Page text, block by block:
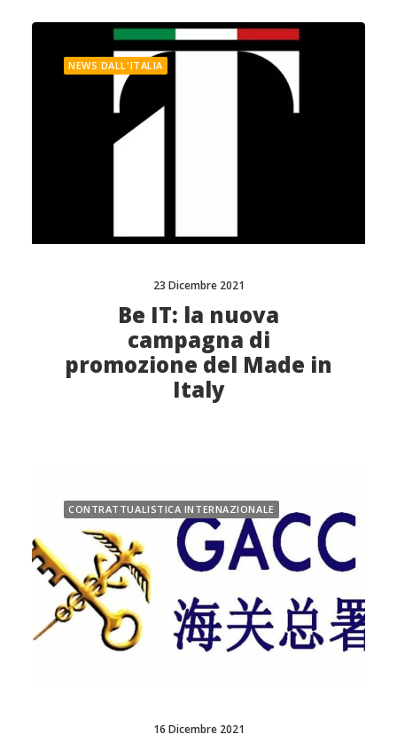
NEWS DALL'ITALIA
23 Dicembre 2021
Be IT: la nuova
campagna di
promozione del Made in
Italy
CONTRATTUALISTICA INTERNAZIONALE
16 Dicembre 2021